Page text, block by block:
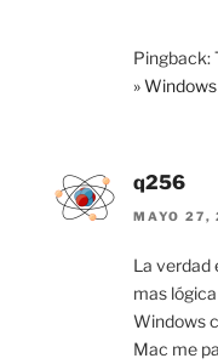
Pingback:
»
q256
MAYO 27,
La verdad
mas
Windows
Mac me